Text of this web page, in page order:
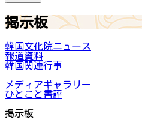
掲示板
韓国文化院ニュース
報道資料
韓国関連行事
メディアギャラリー
ひとこと書評
掲示板